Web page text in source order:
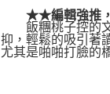
★★編輯強推
飯糰桃子控的文
抑，輕鬆的吸引著
尤其是啪啪打臉的